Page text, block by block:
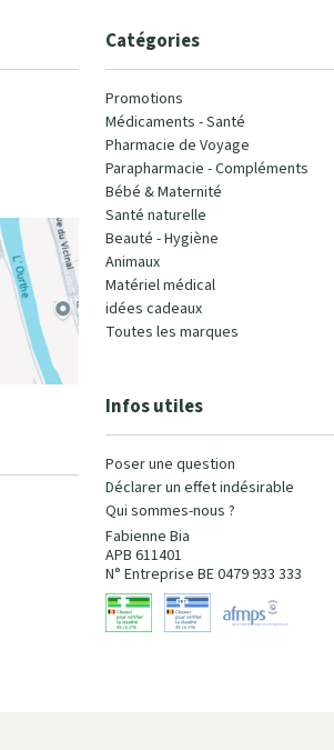
Catégories
Promotions
Médicaments - Santé
Pharmacie de Voyage
Parapharmacie - Compléments
Bébé & Maternité
Santé naturelle
Beauté - Hygiène
Animaux
Matériel médical
idées cadeaux
Toutes les marques
Infos utiles
Poser une question
Déclarer un effet indésirable
Qui sommes-nous ?
Fabienne Bia
APB 611401
N° Entreprise BE 0479 933 333